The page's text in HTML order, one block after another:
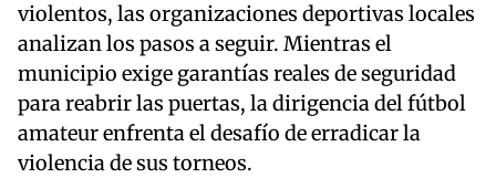
violentos, las organizaciones deportivas locales
analizan los pasos a seguir. Mientras el
municipio exige garantías reales de seguridad
para reabrir las puertas, la dirigencia del fútbol
amateur enfrenta el desafío de erradicar la
violencia de sus torneos.